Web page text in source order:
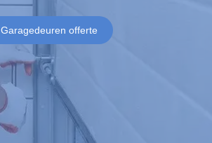
Garagedeuren offerte